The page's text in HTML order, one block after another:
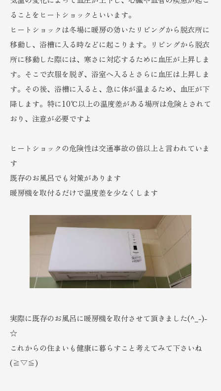
ることをヒートショックといいます。
ヒートショックは冬場に暖房の効いたリビングから脱衣所に
移動し、浴槽に入る時などに起こります。リビングから脱衣
所に移動した際には、寒さに対応するために血圧が上昇しま
す。そこで衣服を脱ぎ、浴室へ入るとさらに血圧は上昇しま
す。その後、浴槽に入ると、急に体が温まるため、血圧が下
降します。特に10℃以上の温度差がある場所は危険とされて
おり、注意が必要ですよ
ヒートショックの危険性は交通事故の倍以上と言われていま
す
既存のお風呂でも対策があります
暖房機を取付るだけで温度差を少なくします
実際に既存のお風呂に暖房機を取付させて頂きました(^_-)-
☆
これからの住まいも健康に暮らすこと考えてみて下さいね
(≧▽≦)